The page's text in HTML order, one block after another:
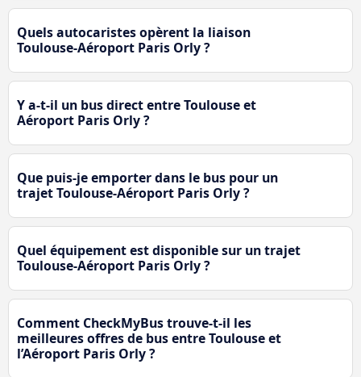
Quels autocaristes opèrent la liaison
Toulouse-Aéroport Paris Orly ?
Y a-t-il un bus direct entre Toulouse et
Aéroport Paris Orly ?
Que puis-je emporter dans le bus pour un
trajet Toulouse-Aéroport Paris Orly ?
Quel équipement est disponible sur un trajet
Toulouse-Aéroport Paris Orly ?
Comment CheckMyBus trouve-t-il les
meilleures offres de bus entre Toulouse et
l’Aéroport Paris Orly ?